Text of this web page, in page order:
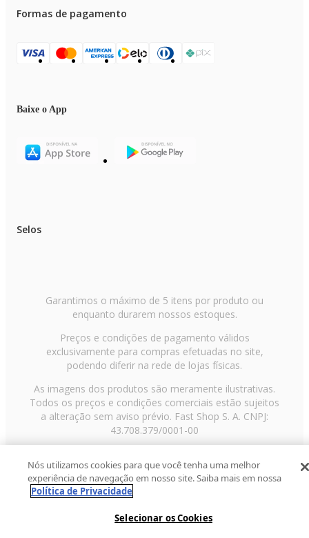
Formas de pagamento
Baixe o App
Selos
Garantimos o máximo de 5 itens por produto ou
enquanto durarem nossos estoques.
Preços e condições de pagamento válidos
exclusivamente para compras efetuadas no site,
podendo diferir na rede de lojas físicas.
As imagens dos produtos são meramente ilustrativas.
Todos os preços e condições comerciais estão sujeitos
a alteração sem aviso prévio. Fast Shop S. A. CNPJ:
43.708.379/0001-00
Paulo/SP, CEP 02029-001, Telefone: 11 3003-3728 ©
2013 Fast Shop - Todos os direitos reservadosRF
Nós utilizamos cookies para que você tenha uma melhor
experiência de navegação em nosso site. Saiba mais em nossa
Política de Privacidade
Selecionar os Cookies